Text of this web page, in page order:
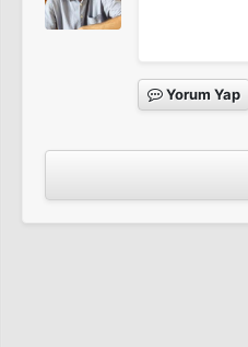
Blair Cadısı 2
Blair Cadısı
Yorum Yap